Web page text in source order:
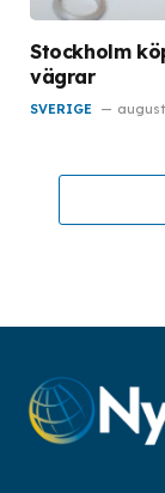
Stockholm
vägrar
SVERIGE